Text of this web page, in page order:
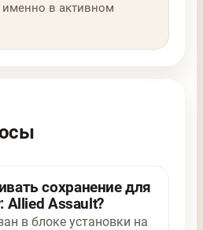
в активном
сохранение для
Allied Assault?
в блоке установки на